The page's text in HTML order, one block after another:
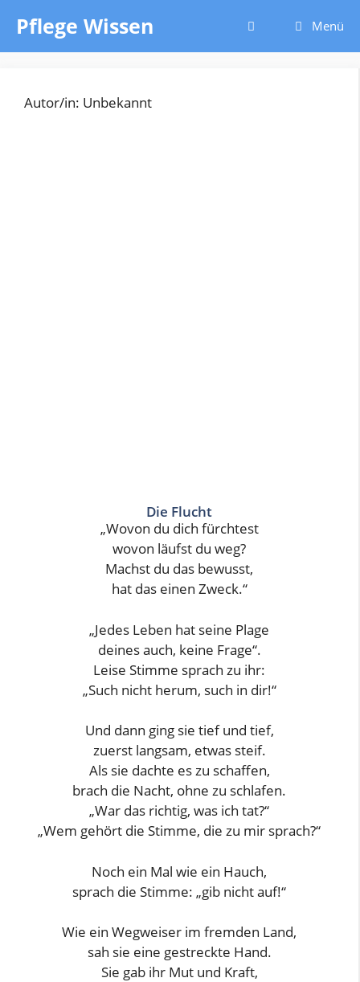
Inhalt
springen
Pflege Wissen Menü
Autor/in: Unbekannt
Die Flucht
„Wovon du dich fürchtest
wovon läufst du weg?
Machst du das bewusst,
hat das einen Zweck.“
„Jedes Leben hat seine Plage
deines auch, keine Frage“.
Leise Stimme sprach zu ihr:
„Such nicht herum, such in dir!“
Und dann ging sie tief und tief,
zuerst langsam, etwas steif.
Als sie dachte es zu schaffen,
brach die Nacht, ohne zu schlafen.
„War das richtig, was ich tat?“
„Wem gehört die Stimme, die zu mir sprach?“
Noch ein Mal wie ein Hauch,
sprach die Stimme: „gib nicht auf!“
Wie ein Wegweiser im fremden Land,
sah sie eine gestreckte Hand.
Sie gab ihr Mut und Kraft,